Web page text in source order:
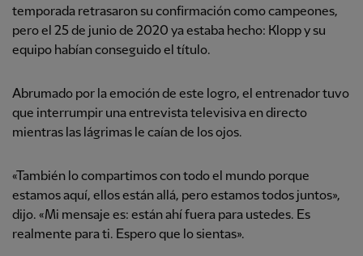
temporada retrasaron su confirmación como campeones,
pero el 25 de junio de 2020 ya estaba hecho: Klopp y su
equipo habían conseguido el título.
Abrumado por la emoción de este logro, el entrenador tuvo
que interrumpir una entrevista televisiva en directo
mientras las lágrimas le caían de los ojos.
«También lo compartimos con todo el mundo porque
estamos aquí, ellos están allá, pero estamos todos juntos»,
dijo. «Mi mensaje es: están ahí fuera para ustedes. Es
realmente para ti. Espero que lo sientas».